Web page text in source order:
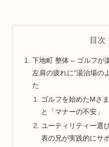
目次
下地町 整体 – ゴルフが
左肩の疲れに“湯治場の
た
ゴルフを始めたMさ
と「マナーの不安」
ユーティリティー選
表の兄が実践的にサ